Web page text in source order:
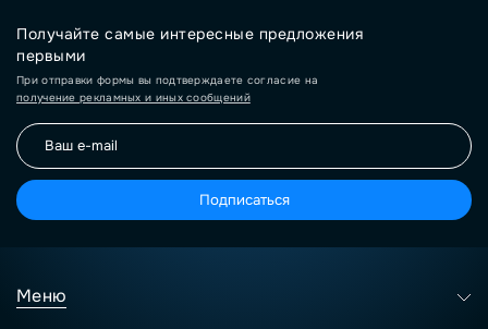
Получайте самые интересные предложения
первыми
При отправки формы вы подтверждаете согласие на
получение рекламных и иных сообщений
Подписаться
Меню